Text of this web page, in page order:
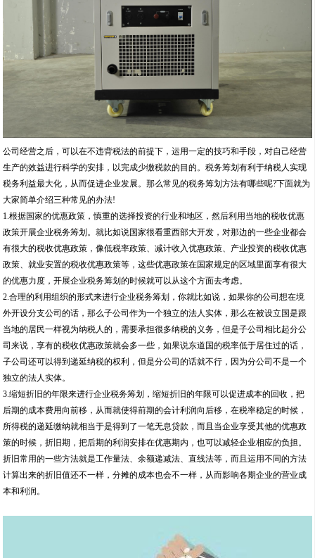
公司经营之后，可以在不违背税法的前提下，运用一定的技巧和手段，对自己经营
生产的效益进行科学的安排，以完成少缴税款的目的。税务筹划有利于纳税人实现
税务利益最大化，从而促进企业发展。那么常见的税务筹划方法有哪些呢?下面就为
大家简单介绍三种常见的办法!
1.根据国家的优惠政策，慎重的选择投资的行业和地区，然后利用当地的税收优惠
政策开展企业税务筹划。就比如说国家很看重西部大开发，对那边的一些企业都会
有很大的税收优惠政策，像低税率政策、减计收入优惠政策、产业投资的税收优惠
政策、就业安置的税收优惠政策等，这些优惠政策在国家规定的区域里面享有很大
的优惠力度，开展企业税务筹划的时候就可以从这个方面去考虑。
2.合理的利用组织的形式来进行企业税务筹划，你就比如说，如果你的公司想在境
外开设分支公司的话，那么子公司作为一个独立的法人实体，那么在被设立国是跟
当地的居民一样视为纳税人的，需要承担很多纳税的义务，但是子公司相比起分公
司来说，享有的税收优惠政策就会多一些，如果说东道国的税率低于居住过的话，
子公司还可以得到递延纳税的权利，但是分公司的话就不行，因为分公司不是一个
独立的法人实体。
3.缩短折旧的年限来进行企业税务筹划，缩短折旧的年限可以促进成本的回收，把
后期的成本费用向前移，从而就使得前期的会计利润向后移，在税率稳定的时候，
所得税的递延缴纳就相当于是得到了一笔无息贷款，而且当企业享受其他的优惠政
策的时候，折旧期，把后期的利润安排在优惠期内，也可以减轻企业相应的负担。
折旧常用的一些方法就是工作量法、余额递减法、直线法等，而且运用不同的方法
计算出来的折旧值还不一样，分摊的成本也会不一样，从而影响各期企业的营业成
本和利润。